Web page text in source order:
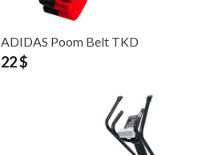
ADIDAS Poom Belt TKD
22 $